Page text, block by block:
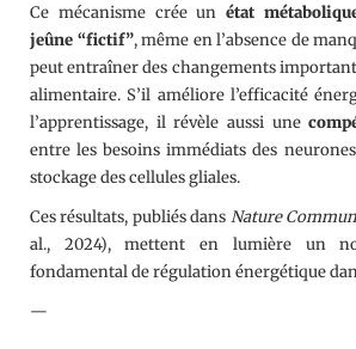
Ce mécanisme crée un état
jeûne “fictif”, même en l’absence de
peut entraîner des changements
alimentaire. S’il améliore l’efficacité
l’apprentissage, il révèle aussi une
entre les besoins immédiats des
stockage des cellules gliales.
Ces résultats, publiés dans Nature
al., 2024), mettent en lumière un
fondamental de régulation énergétique
—